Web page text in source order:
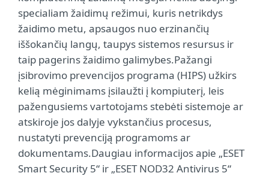
specialiam žaidimų režimui, kuris netrikdys
žaidimo metu, apsaugos nuo erzinančių
iššokančių langų, taupys sistemos resursus ir
taip pagerins žaidimo galimybes.Pažangi
įsibrovimo prevencijos programa (HIPS) užkirs
kelią mėginimams įsilaužti į kompiuterį, leis
pažengusiems vartotojams stebėti sistemoje ar
atskiroje jos dalyje vykstančius procesus,
nustatyti prevenciją programoms ar
dokumentams.Daugiau informacijos apie „ESET
Smart Security 5“ ir „ESET NOD32 Antivirus 5“